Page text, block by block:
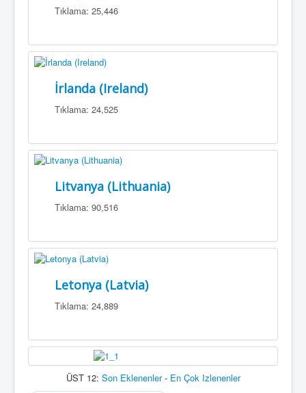
Tıklama: 25,446
İrlanda (Ireland)
Tıklama: 24,525
Litvanya (Lithuania)
Tıklama: 90,516
Letonya (Latvia)
Tıklama: 24,889
ÜST 12: Son Eklenenler- En Çok Izlenenler